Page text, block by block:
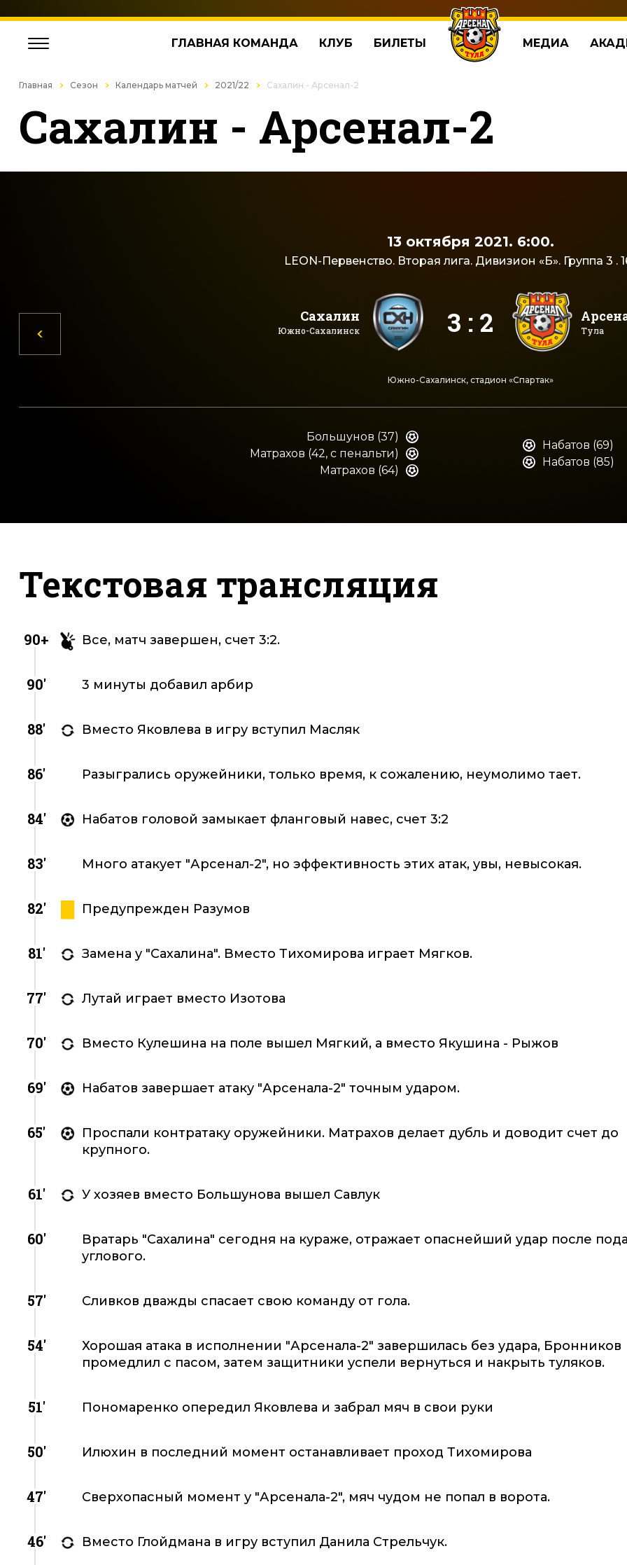
ГЛАВНАЯ КОМАНДА КЛУБ БИЛЕТЫ МЕДИА
Главная Сезон Календарь матчей 2021/22 Сахалин - Арсенал-2
Сахалин - Арсенал-2
13 октября 2021. 6:00.
LEON-Первенство. Вторая лига. Дивизион «Б». Группа 3 .
Сахалин
Южно-Сахалинск 3 : 2 Тула
Южно-Сахалинск, стадион «Спартак»
Большунов (37)
Матрахов (42, с пенальти)
Матрахов (64)
Набатов (69)
Набатов (85)
Текстовая трансляция
90+ Все, матч завершен, счет 3:2.
90' 3 минуты добавил арбир
88' Вместо Яковлева в игру вступил Масляк
86' Разыгрались оружейники, только время, к сожалению, неумолимо тает.
84' Набатов головой замыкает фланговый навес, счет 3:2
83' Много атакует "Арсенал-2", но эффективность этих атак, увы, невысокая.
82' Предупрежден Разумов
81' Замена у "Сахалина". Вместо Тихомирова играет Мягков.
77' Лутай играет вместо Изотова
70' Вместо Кулешина на поле вышел Мягкий, а вместо Якушина - Рыжов
69' Набатов завершает атаку "Арсенала-2" точным ударом.
65'
Проспали контратаку оружейники. Матрахов делает дубль и доводит счет до
крупного.
61' У хозяев вместо Большунова вышел Савлук
60'
Вратарь "Сахалина" сегодня на кураже, отражает опаснейший удар после
углового.
57' Сливков дважды спасает свою команду от гола.
54'
Хорошая атака в исполнении "Арсенала-2" завершилась без удара, Бронников
промедлил с пасом, затем защитники успели вернуться и накрыть туляков.
51' Пономаренко опередил Яковлева и забрал мяч в свои руки
50' Илюхин в последний момент останавливает проход Тихомирова
47' Сверхопасный момент у "Арсенала-2", мяч чудом не попал в ворота.
46' Вместо Глойдмана в игру вступил Данила Стрельчук.